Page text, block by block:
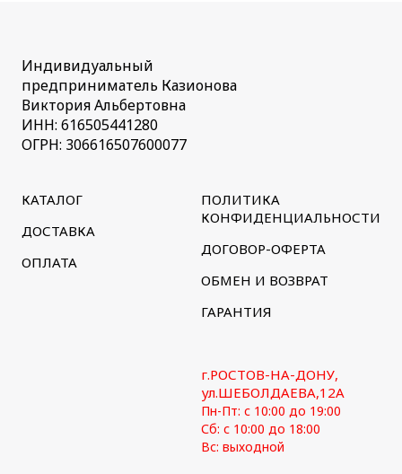
Индивидуальный
предприниматель Казионова
Виктория Альбертовна
ИНН: 616505441280
ОГРН: 306616507600077
КАТАЛОГ
ДОСТАВКА
ОПЛАТА
ПОЛИТИКА
КОНФИДЕНЦИАЛЬНОСТИ
ДОГОВОР-ОФЕРТА
ОБМЕН И ВОЗВРАТ
ГАРАНТИЯ
г.РОСТОВ-НА-ДОНУ,
ул.ШЕБОЛДАЕВА,12А
Пн-Пт: с 10:00 до 19:00
Сб: с 10:00 до 18:00
Вс: выходной